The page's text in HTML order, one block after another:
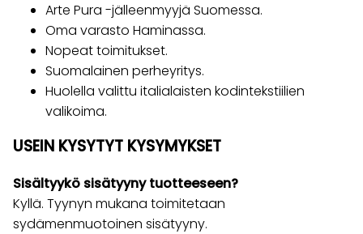
Arte Pura -jälleenmyyjä Suomessa.
Oma varasto Haminassa.
Nopeat toimitukset.
Suomalainen perheyritys.
Huolella valittu italialaisten kodintekstiilien
valikoima.
USEIN KYSYTYT KYSYMYKSET
Sisältyykö sisätyyny tuotteeseen?
Kyllä. Tyynyn mukana toimitetaan
sydämenmuotoinen sisätyyny.